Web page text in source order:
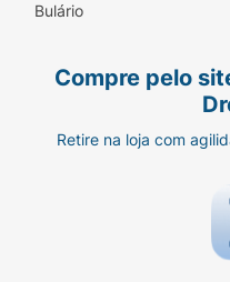
Bulário
Compre pelo
Retire na loja com